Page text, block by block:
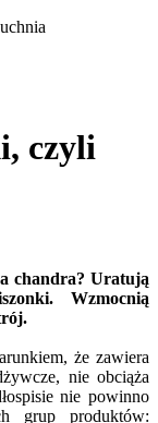
czyli
chandra? Uratują
Wzmocnią
że zawiera
nie obciąża
nie powinno
grup produktów: